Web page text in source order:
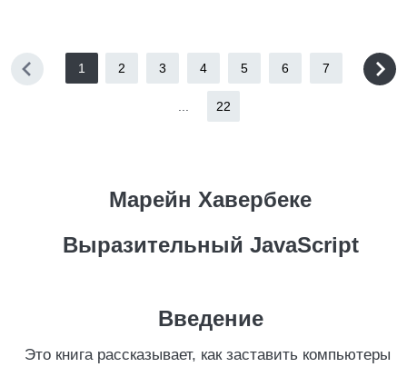
1 2 3 4 5 6 7
22
Марейн Хавербеке
Выразительный JavaScript
Введение
Это книга рассказывает, как заставить компьютеры